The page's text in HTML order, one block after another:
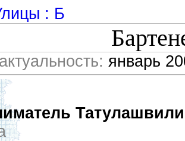
: Б
январь